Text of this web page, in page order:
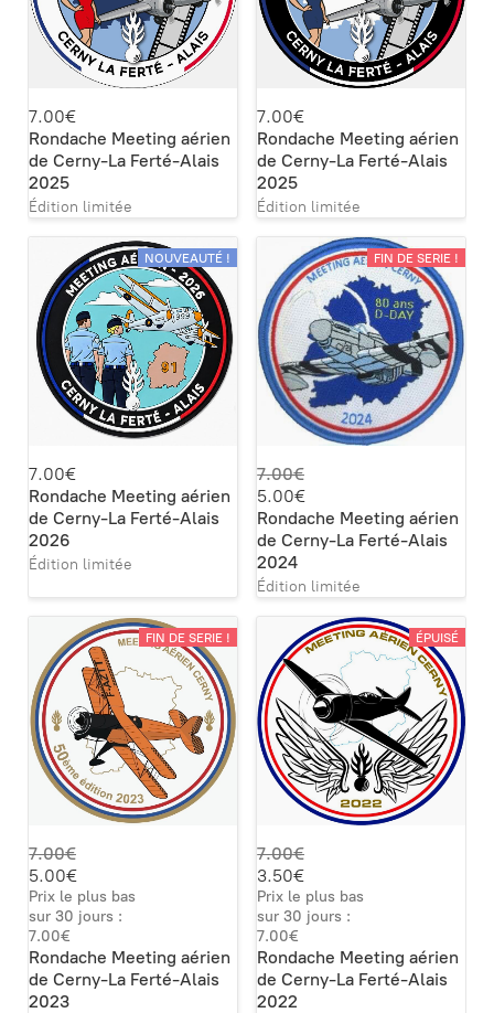
7.00€
Rondache Meeting aérien
de Cerny-La Ferté-Alais
2025
Édition limitée
7.00€
Rondache Meeting aérien
de Cerny-La Ferté-Alais
2025
Édition limitée
NOUVEAUTÉ !
7.00€
Rondache Meeting aérien
de Cerny-La Ferté-Alais
2026
Édition limitée
FIN DE SERIE !
7.00€
5.00€
Rondache Meeting aérien
de Cerny-La Ferté-Alais
2024
Édition limitée
FIN DE SERIE !
7.00€
5.00€
Prix le plus bas
sur 30 jours :
7.00€
Rondache Meeting aérien
de Cerny-La Ferté-Alais
2023
ÉPUISÉ
7.00€
3.50€
Prix le plus bas
sur 30 jours :
7.00€
Rondache Meeting aérien
de Cerny-La Ferté-Alais
2022